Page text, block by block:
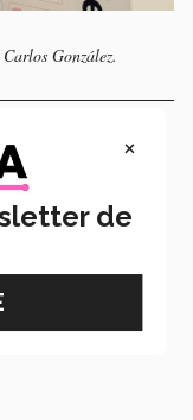
González.
en lo
×
de